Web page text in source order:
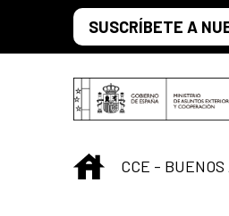
Saltar al contenido principal
SUSCRÍBETE A
INICIO
CCE - BUENOS